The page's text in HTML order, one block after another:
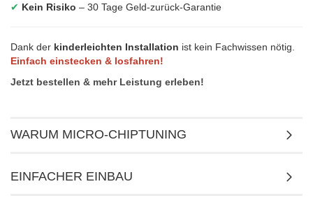
✔ Kein Risiko – 30 Tage Geld-zurück-Garantie
Dank der kinderleichten Installation ist kein Fachwissen nötig.
Einfach einstecken & losfahren!
Jetzt bestellen & mehr Leistung erleben!
WARUM MICRO-CHIPTUNING
EINFACHER EINBAU